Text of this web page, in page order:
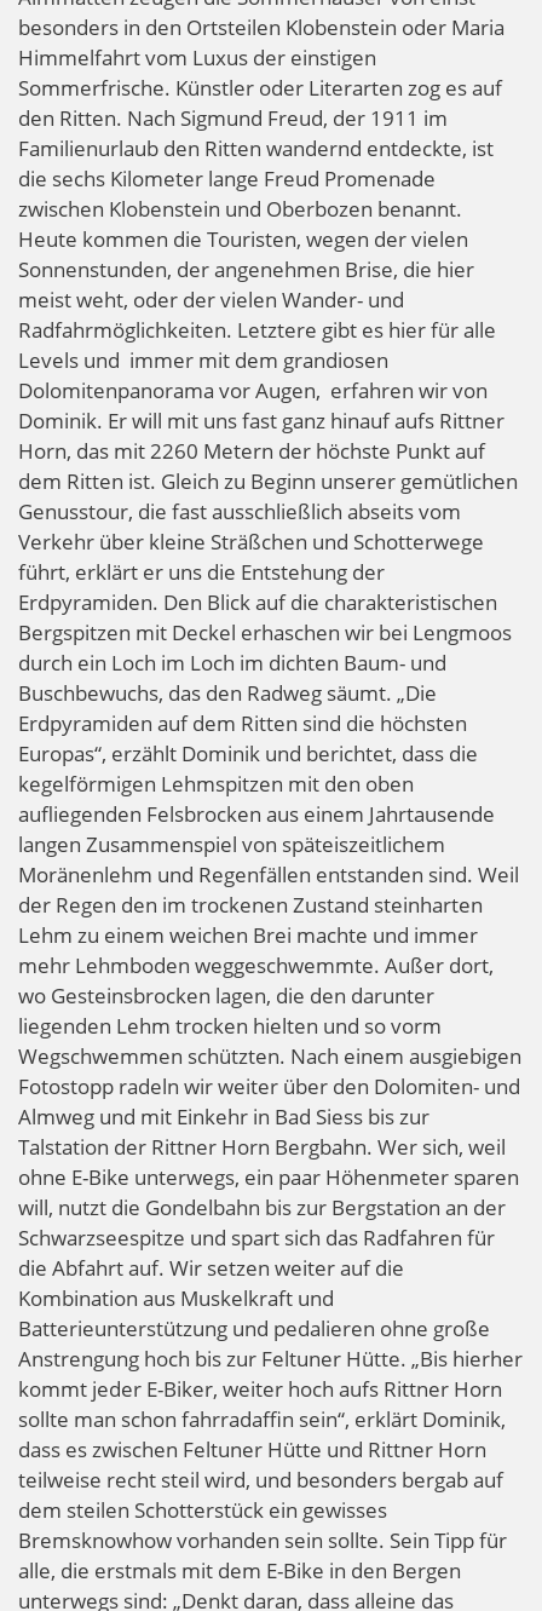
besonders in den Ortsteilen Klobenstein oder Maria
Himmelfahrt vom Luxus der einstigen
Sommerfrische. Künstler oder Literarten zog es auf
den Ritten. Nach Sigmund Freud, der 1911 im
Familienurlaub den Ritten wandernd entdeckte, ist
die sechs Kilometer lange Freud Promenade
zwischen Klobenstein und Oberbozen benannt.
Heute kommen die Touristen, wegen der vielen
Sonnenstunden, der angenehmen Brise, die hier
meist weht, oder der vielen Wander- und
Radfahrmöglichkeiten. Letztere gibt es hier für alle
Levels und immer mit dem grandiosen
Dolomitenpanorama vor Augen, erfahren wir von
Dominik. Er will mit uns fast ganz hinauf aufs Rittner
Horn, das mit 2260 Metern der höchste Punkt auf
dem Ritten ist. Gleich zu Beginn unserer gemütlichen
Genusstour, die fast ausschließlich abseits vom
Verkehr über kleine Sträßchen und Schotterwege
führt, erklärt er uns die Entstehung der
Erdpyramiden. Den Blick auf die charakteristischen
Bergspitzen mit Deckel erhaschen wir bei Lengmoos
durch ein Loch im Loch im dichten Baum- und
Buschbewuchs, das den Radweg säumt. „Die
Erdpyramiden auf dem Ritten sind die höchsten
Europas“, erzählt Dominik und berichtet, dass die
kegelförmigen Lehmspitzen mit den oben
aufliegenden Felsbrocken aus einem Jahrtausende
langen Zusammenspiel von späteiszeitlichem
Moränenlehm und Regenfällen entstanden sind. Weil
der Regen den im trockenen Zustand steinharten
Lehm zu einem weichen Brei machte und immer
mehr Lehmboden weggeschwemmte. Außer dort,
wo Gesteinsbrocken lagen, die den darunter
liegenden Lehm trocken hielten und so vorm
Wegschwemmen schützten. Nach einem ausgiebigen
Fotostopp radeln wir weiter über den Dolomiten- und
Almweg und mit Einkehr in Bad Siess bis zur
Talstation der Rittner Horn Bergbahn. Wer sich, weil
ohne E-Bike unterwegs, ein paar Höhenmeter sparen
will, nutzt die Gondelbahn bis zur Bergstation an der
Schwarzseespitze und spart sich das Radfahren für
die Abfahrt auf. Wir setzen weiter auf die
Kombination aus Muskelkraft und
Batterieunterstützung und pedalieren ohne große
Anstrengung hoch bis zur Feltuner Hütte. „Bis hierher
kommt jeder E-Biker, weiter hoch aufs Rittner Horn
sollte man schon fahrradaffin sein“, erklärt Dominik,
dass es zwischen Feltuner Hütte und Rittner Horn
teilweise recht steil wird, und besonders bergab auf
dem steilen Schotterstück ein gewisses
Bremsknowhow vorhanden sein sollte. Sein Tipp für
alle, die erstmals mit dem E-Bike in den Bergen
unterwegs sind: „Denkt daran, dass alleine das